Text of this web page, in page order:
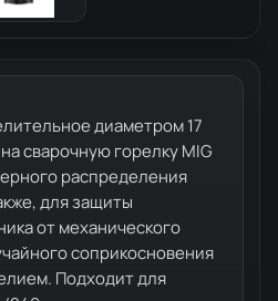
диаметром 17
сварочную горелку MIG
распределения
для защиты
от механического
соприкосновения
Подходит для